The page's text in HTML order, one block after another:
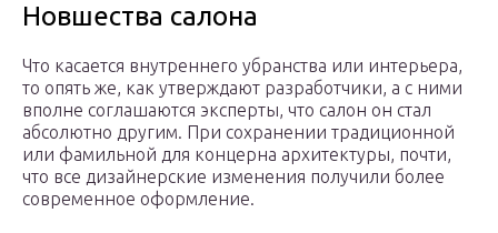
Новшества салона
Что касается внутреннего убранства или интерьера,
то опять же, как утверждают разработчики, а с ними
вполне соглашаются эксперты, что салон он стал
абсолютно другим. При сохранении традиционной
или фамильной для концерна архитектуры, почти,
что все дизайнерские изменения получили более
современное оформление.